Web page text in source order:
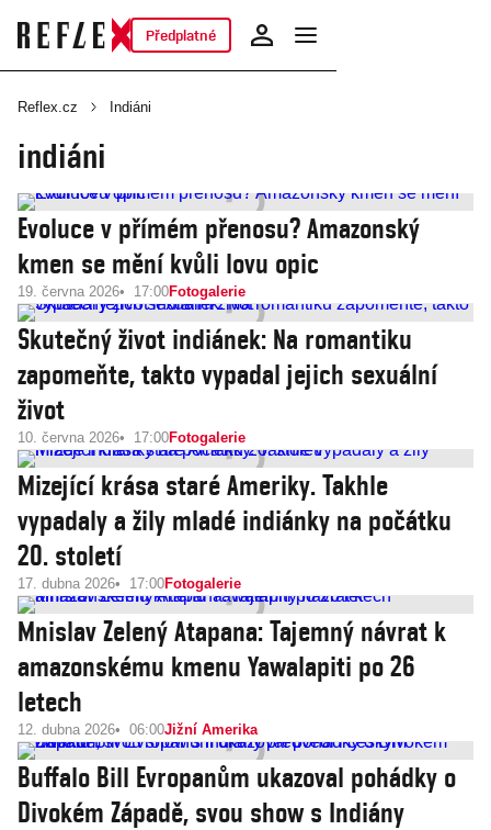
Předplatné
Reflex.cz Indiáni
indiáni
Evoluce v přímém přenosu? Amazonský
kmen se mění kvůli lovu opic
19. června 2026 17:00Fotogalerie
Skutečný život indiánek: Na romantiku
zapomeňte, takto vypadal jejich sexuální
život
10. června 2026 17:00Fotogalerie
Mizející krása staré Ameriky. Takhle
vypadaly a žily mladé indiánky na počátku
20. století
17. dubna 2026 17:00Fotogalerie
Mnislav Zelený Atapana: Tajemný návrat k
amazonskému kmenu Yawalapiti po 26
letech
12. dubna 2026 06:00Jižní Amerika
Buffalo Bill Evropanům ukazoval pohádky o
Divokém Západě, svou show s Indiány